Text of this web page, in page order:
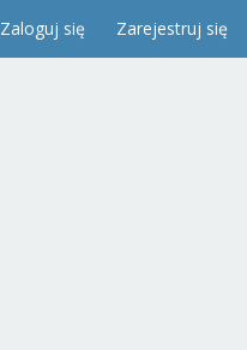
Zaloguj się Zarejestruj się